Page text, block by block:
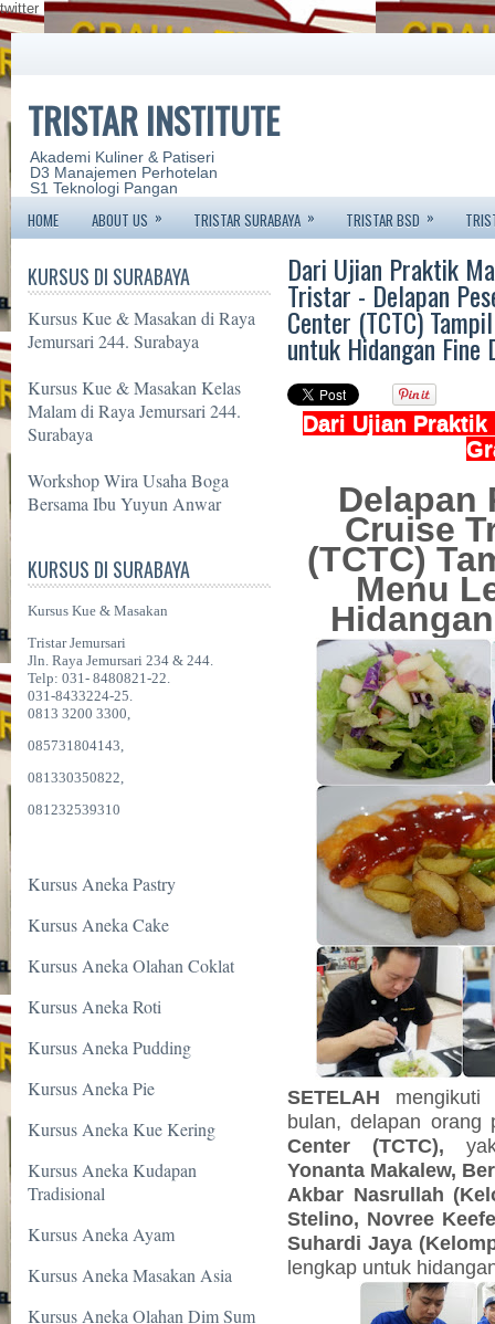
twitter
TRISTAR INSTITUTE
Akademi Kuliner & Patiseri
D3 Manajemen Perhotelan
S1 Teknologi Pangan
HOME ABOUT US » TRISTAR SURABAYA » TRISTAR BSD »
KURSUS DI SURABAYA
Kursus Kue & Masakan di Raya
Jemursari 244. Surabaya
Kursus Kue & Masakan Kelas
Malam di Raya Jemursari 244.
Surabaya
Workshop Wira Usaha Boga
Bersama Ibu Yuyun Anwar
KURSUS DI SURABAYA
Kursus Kue & Masakan
Tristar Jemursari
Jln. Raya Jemursari 234 & 244.
Telp: 031- 8480821-22.
031-8433224-25.
0813 3200 3300,
085731804143,
081330350822,
081232539310
Kursus Aneka Pastry
Kursus Aneka Cake
Kursus Aneka Olahan Coklat
Kursus Aneka Roti
Kursus Aneka Pudding
Kursus Aneka Pie
Kursus Aneka Kue Kering
Kursus Aneka Kudapan
Tradisional
Kursus Aneka Ayam
Kursus Aneka Masakan Asia
Kursus Aneka Olahan Dim Sum
Dari Ujian Praktik
Tristar - Delapan
Center (TCTC)
untuk Hidangan Fine
Dari Ujian
Delapan
Cruise
(TCTC)
Menu
SETELAH
bulan, delapan orang
Center
(TCTC),
Yonanta Makalew,
Akbar Nasrullah
Stelino, Novree
Suhardi Jaya
lengkap untuk